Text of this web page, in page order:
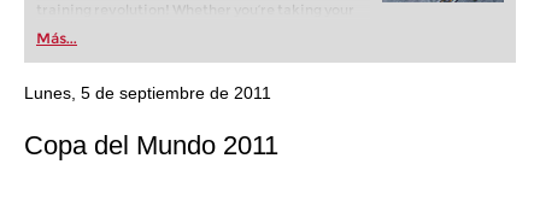
training revolution! Whether you’re taking your
first steps into the world of club chess, or already
playing at a tournament level: with FRITZ, you can
train more efficiently, intelligently and with a
more personalised approach than ever before.
Más...
Lunes, 5 de septiembre de 2011
Copa del Mundo 2011